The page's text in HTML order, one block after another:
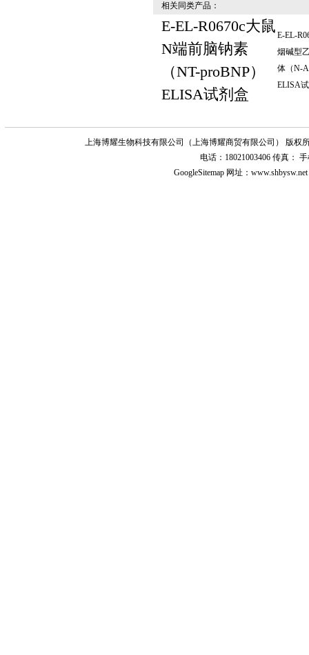
相关同类产品：
E-EL-R0670c大鼠
N端前脑钠素
（NT-proBNP）
ELISA试剂盒
E-EL-
烟碱型
体（N-
ELISA
上海博耀生物科技有限公司（上海博耀商贸有限公司） 版权
电话：18021003406 传真：
GoogleSitemap 网址：